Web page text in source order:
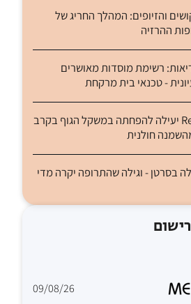
והזיופים: המהלך החריג של
ההרזיה
רשימת מוסדות מאושרים
- טכנאי בית מרקחת
Retatrutide יעילה להפחתה במשקל הגוף בקרב
חולנית
בסרטן - וגילה שהתרופה יקרה מדי
09/08/26